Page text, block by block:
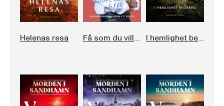
Helenas resa Få som du vill och lite till! I hemlighet begravd